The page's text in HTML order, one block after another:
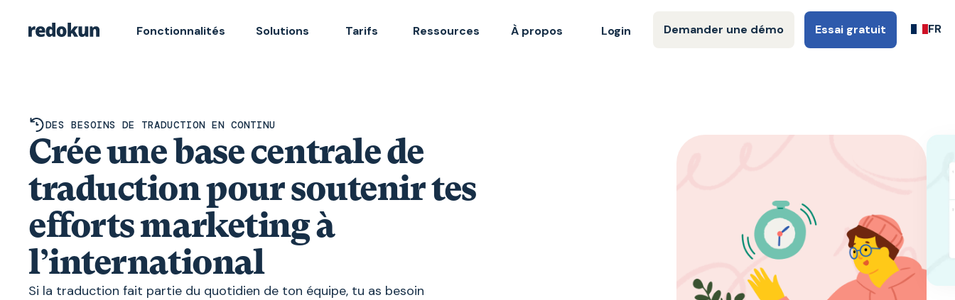
Fonctionnalités Solutions Tarifs Ressources À propos Login Demander une démo Essai gratuit FR
DES BESOINS DE TRADUCTION EN CONTINU
Crée une base centrale de
traduction pour soutenir tes
efforts marketing à
l’international
Si la traduction fait partie du quotidien de ton équipe, tu as besoin